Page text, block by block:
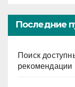
Последние
Поиск
рекомендации